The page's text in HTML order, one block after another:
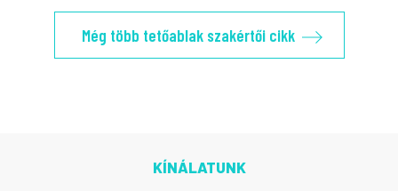
Még több tetőablak szakértői cikk
KÍNÁLATUNK